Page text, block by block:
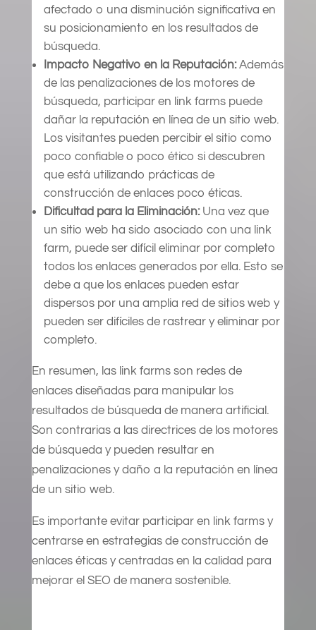
afectado o una disminución significativa en
su posicionamiento en los resultados de
búsqueda.
Impacto Negativo en la Reputación:Además
de las penalizaciones de los motores de
búsqueda, participar en link farms puede
dañar la reputación en línea de un sitio web.
Los visitantes pueden percibir el sitio como
poco confiable o poco ético si descubren
que está utilizando prácticas de
construcción de enlaces poco éticas.
Dificultad para la Eliminación:Una vez que
un sitio web ha sido asociado con una link
farm, puede ser difícil eliminar por completo
todos los enlaces generados por ella. Esto se
debe a que los enlaces pueden estar
dispersos por una amplia red de sitios web y
pueden ser difíciles de rastrear y eliminar por
completo.
En resumen, las link farms son redes de
enlaces diseñadas para manipular los
resultados de búsqueda de manera artificial.
Son contrarias a las directrices de los motores
de búsqueda y pueden resultar en
penalizaciones y daño a la reputación en línea
de un sitio web.
Es importante evitar participar en link farms y
centrarse en estrategias de construcción de
enlaces éticas y centradas en la calidad para
mejorar el SEO de manera sostenible.